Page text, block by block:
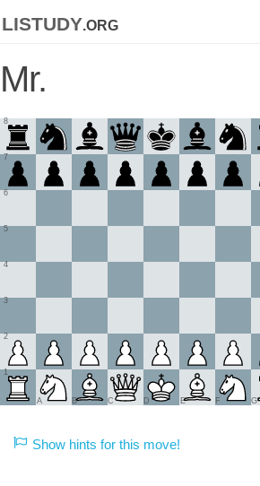
listudy.org
Mr.
1
2
3
4
5
6
7
8
A B C D E F G
Show hints for this move!